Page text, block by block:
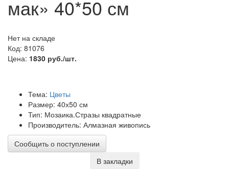
мак» 40*50 см
Нет на складе
Код: 81076
Цена: 1830 руб./шт.
Тема: Цветы
Размер: 40х50 см
Тип: Мозаика.Стразы квадратные
Производитель: Алмазная живопись
Сообщить о поступлении
В закладки